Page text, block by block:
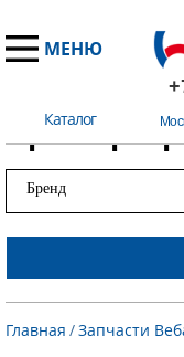
МЕНЮ
Каталог
Примеры
Бренд
Главная /Запчасти